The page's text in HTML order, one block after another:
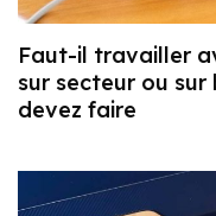
Faut-il travailler
sur secteur ou
devez faire